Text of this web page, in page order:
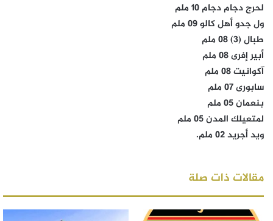
لحرج دجام دجام 10 ملم
ول جدو أهل كالو 09 ملم
طبال (3) 08 ملم
أبير إفرى 08 ملم
آكوانيت 08 ملم
سابورى 07 ملم
بنعمان 05 ملم
لمتعيلك المدن 05 ملم
ويد أجريد 02 ملم.
مقالات ذات صلة